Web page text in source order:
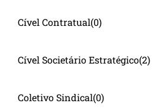
Cível Contratual(0)
Cível Societário Estratégico(2)
Coletivo Sindical(0)